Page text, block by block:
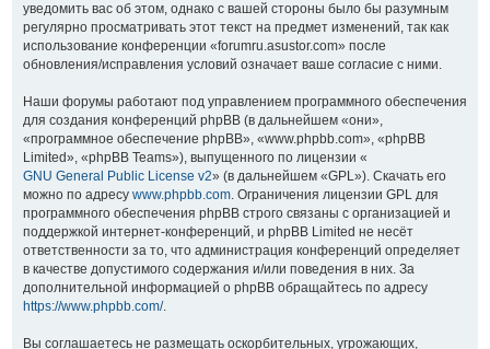
уведомить вас об этом, однако с вашей стороны было бы разумным
регулярно просматривать этот текст на предмет изменений, так как
использование конференции «forumru.asustor.com» после
обновления/исправления условий означает ваше согласие с ними.
Наши форумы работают под управлением программного обеспечения
для создания конференций phpBB (в дальнейшем «они»,
«программное обеспечение phpBB», «www.phpbb.com», «phpBB
Limited», «phpBB Teams»), выпущенного по лицензии «
GNU General Public License v2» (в дальнейшем «GPL»). Скачать его
можно по адресу www.phpbb.com. Ограничения лицензии GPL для
программного обеспечения phpBB строго связаны с организацией и
поддержкой интернет-конференций, и phpBB Limited не несёт
ответственности за то, что администрация конференций определяет
в качестве допустимого содержания и/или поведения в них. За
дополнительной информацией о phpBB обращайтесь по адресу
https://www.phpbb.com/.
Вы соглашаетесь не размещать оскорбительных, угрожающих,